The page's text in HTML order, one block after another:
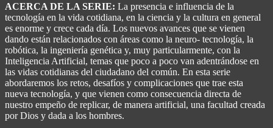
ACERCA DE LA SERIE: La presencia e influencia de la
tecnología en la vida cotidiana, en la ciencia y la cultura en general
es enorme y crece cada día. Los nuevos avances que se vienen
dando están relacionados con áreas como la neuro- tecnología, la
robótica, la ingeniería genética y, muy particularmente, con la
Inteligencia Artificial, temas que poco a poco van adentrándose en
las vidas cotidianas del ciudadano del común. En esta serie
abordaremos los retos, desafíos y complicaciones que trae esta
nueva tecnología, y que vienen como consecuencia directa de
nuestro empeño de replicar, de manera artificial, una facultad creada
por Dios y dada a los hombres.